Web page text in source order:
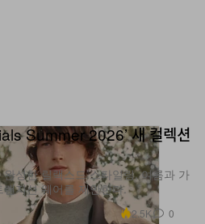
Summer 2026’ 새 컬렉션
성한 릴랙스드 스타일링, 여름과 가
지션 웨어를 제안한다.
2.5K 0